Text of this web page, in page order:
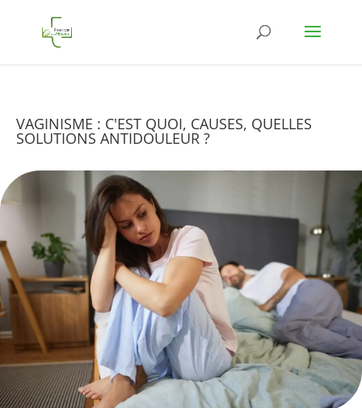
VAGINISME : C'EST QUOI, CAUSES, QUELLES
SOLUTIONS ANTIDOULEUR ?